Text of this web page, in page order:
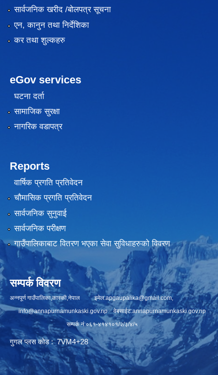
सार्वजनिक खरीद /बोलपत्र सूचना
एन, कानुन तथा निर्देशिका
कर तथा शुल्कहरु
eGov services
घटना दर्ता
सामाजिक सुरक्षा
नागरिक वडापत्र
Reports
वार्षिक प्रगति प्रतिवेदन
चौमासिक प्रगति प्रतिवेदन
सार्वजनिक सुनुवाई
सार्वजनिक परीक्षण
गाउँपालिकाबाट वितरण भएका सेवा सुविधाहरुको विवरण
सम्पर्क विवरण
अन्नपूर्ण गाउँपालिका,कास्की,नेपाल इमेल:apgaupalika@gmail.com,
info@annapurnamunkaski.gov.npवेबसाईट:annapurnamunkaski.gov.np
सम्पर्क नं:०६१-४१४१०१/२/३/४/५
गुगल प्लस कोड : 7VM4+28